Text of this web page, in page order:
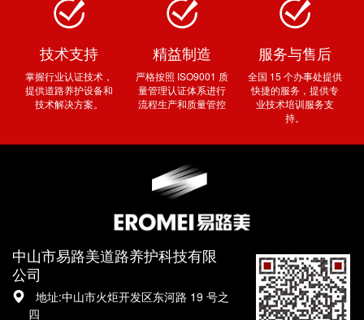
技术支持
掌握行业认证技术，
提供道路养护设备和
技术解决方案。
精益制造
严格按照 ISO9001 质
量管理认证体系进行
流程生产和质量管控
服务与售后
全国 15 个办事处提供
快捷的服务，提供专
业技术培训服务支
持。
中山市易路美道路养护科技有限
公司
地址:中山市火炬开发区东河路 19 号之
四